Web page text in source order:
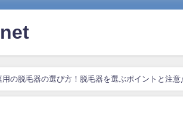
用の脱毛器の選び方！脱毛器を選ぶポイントと注意